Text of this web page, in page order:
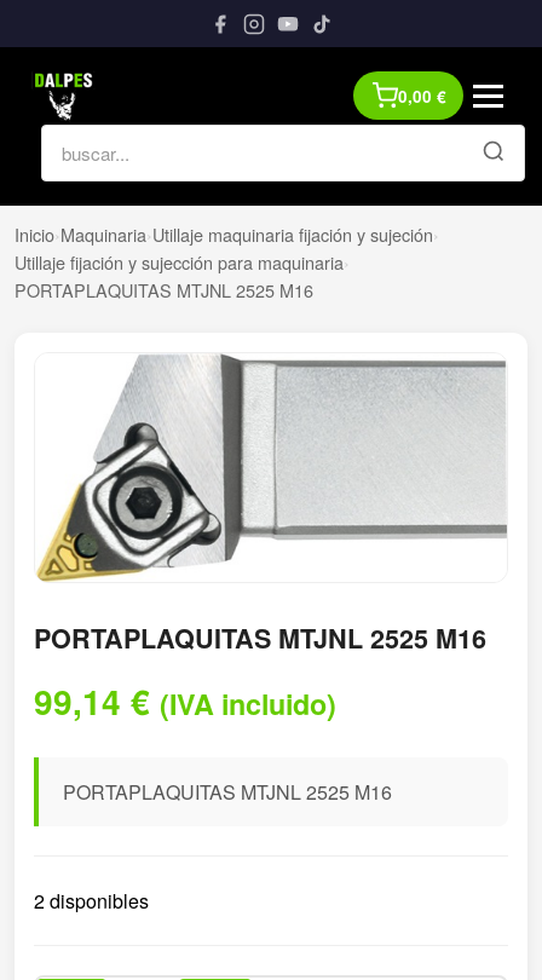
0,00 €
Inicio›Maquinaria›Utillaje maquinaria fijación y sujeción›
Utillaje fijación y sujección para maquinaria›
PORTAPLAQUITAS MTJNL 2525 M16
PORTAPLAQUITAS MTJNL 2525 M16
99,14 € (IVA incluido)
PORTAPLAQUITAS MTJNL 2525 M16
2 disponibles